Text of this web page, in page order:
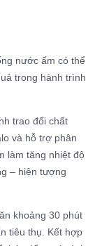
nước ấm có thể
trong hành trình
trao đổi chất
và hỗ trợ phân
làm tăng nhiệt độ
– hiện tượng
khoảng 30 phút
tiêu thụ. Kết hợp